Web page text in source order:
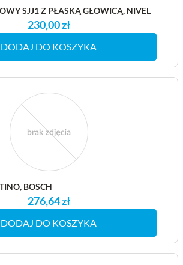
SJJ1 Z PŁASKĄ GŁOWICĄ, NIVEL
230,00 zł
DODAJ DO KOSZYKA
BOSCH
276,64 zł
DODAJ DO KOSZYKA